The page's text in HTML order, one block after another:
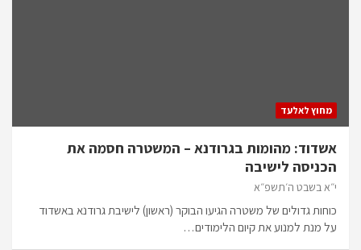
מחוץ לאלעד
אשדוד: מהומות בגרודנא – המשטרה חסמה את
הכניסה לישיבה
י״א בשבט ה׳תשפ״א
כוחות גדולים של משטרה הגיעו הבוקר (ראשון) לישיבת גרודנא באשדוד
על מנת למנוע את קיום הלימודים…